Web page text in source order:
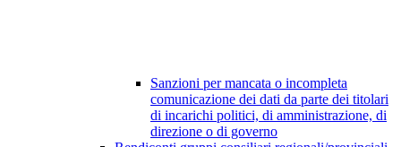
Sanzioni per mancata o incompleta
comunicazione dei dati da parte dei titolari
di incarichi politici, di amministrazione, di
direzione o di governo